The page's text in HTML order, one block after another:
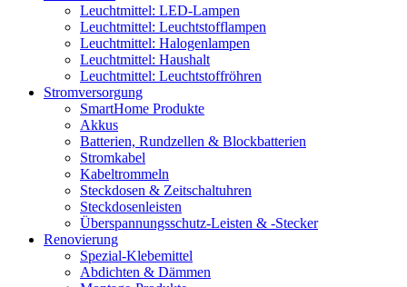
Leuchtmittel: LED-Lampen
Leuchtmittel: Leuchtstofflampen
Leuchtmittel: Halogenlampen
Leuchtmittel: Haushalt
Leuchtmittel: Leuchtstoffröhren
Stromversorgung
SmartHome Produkte
Akkus
Batterien, Rundzellen & Blockbatterien
Stromkabel
Kabeltrommeln
Steckdosen & Zeitschaltuhren
Steckdosenleisten
Überspannungsschutz-Leisten & -Stecker
Renovierung
Spezial-Klebemittel
Abdichten & Dämmen